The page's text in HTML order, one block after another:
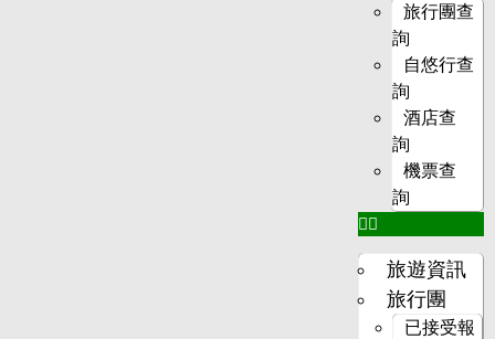
旅行團查
詢
自悠行查
詢
酒店查
詢
機票查
詢
旅遊資訊
旅行團
已接受報